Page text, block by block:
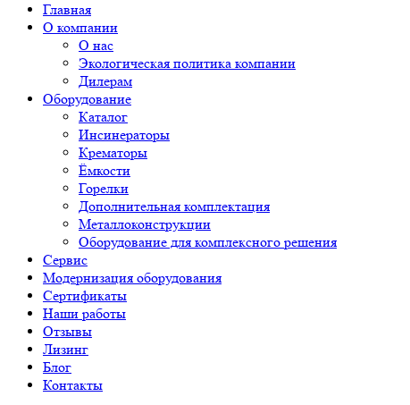
Главная
О компании
О нас
Экологическая политика компании
Дилерам
Оборудование
Каталог
Инсинераторы
Крематоры
Ёмкости
Горелки
Дополнительная комплектация
Металлоконструкции
Оборудование для комплексного решения
Сервис
Модернизация оборудования
Сертификаты
Наши работы
Отзывы
Лизинг
Блог
Контакты